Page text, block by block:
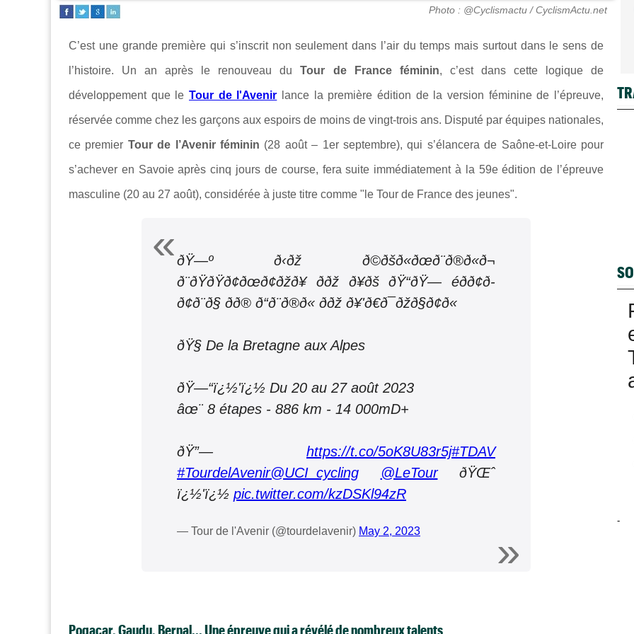
Photo : @Cyclismactu / CyclismActu.net
C’est une grande première qui s’inscrit non seulement dans l’air du temps mais surtout dans le sens de
l’histoire. Un an après le renouveau duTour de France féminin, c’est dans cette logique de
développement que le Tour de l'Avenir lance la première édition de la version féminine de l’épreuve,
réservée comme chez les garçons aux espoirs de moins de vingt-trois ans. Disputé par équipes nationales,
ce premier Tour de l’Avenir féminin (28 août – 1er septembre), qui s’élancera de Saône-et-Loire pour
s’achever en Savoie après cinq jours de course, fera suite immédiatement à la 59e édition de l’épreuve
masculine (20 au 27 août), considérée à juste titre comme "le Tour de France des jeunes".
ðŸ—º ð‹ðž ð©ðšð«ðœð¨ð®ð«ð¬
ð¨ðŸðŸð¢ðœð¢ðžð¥ ððž ð¥ðš ðŸ“ðŸ— éðð¢ð­
ð¢ð¨ð§ ðð® ð“ð¨ð®ð« ððž ð¥'ð€ð¯ðžð§ð¢ð«
ðŸ§­ De la Bretagne aux Alpes
ðŸ—“ï¿½'ï¿½ Du 20 au 27 août 2023
âœ¨ 8 étapes - 886 km - 14 000mD+
ðŸ”— https://t.co/5oK8U83r5j#TDAV
#TourdelAvenir@UCI_cycling @LeTourðŸŒˆ
ï¿½'ï¿½ pic.twitter.com/kzDSKl94zR
— Tour de l'Avenir (@tourdelavenir) May 2, 2023
Pogacar, Gaudu, Bernal... Une épreuve qui a révélé de nombreux talents
-